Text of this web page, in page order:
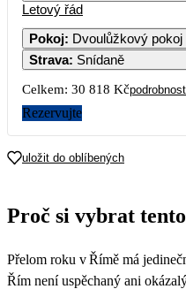
Letový řád
Pokoj: Dvoulůžkový pokoj
Strava: Snídaně
Celkem: 30 818 Kč
Rezervujte
uložit do oblíbených
Proč si vybrat
Přelom roku v Římě má
Řím není uspěchaný ani